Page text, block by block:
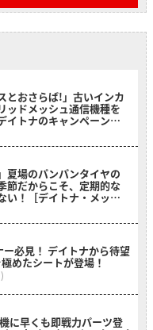
とおさらば!」古いインカ
ッドメッシュ通信機種を
イトナのキャンペーンが
夏場のパンパンタイヤの
だからこそ、定期的な
い！［デイトナ・メッシ
プスゲージ付き］
必見！ デイトナから待望
めたシートが登場！
に早くも即戦力パーツ登